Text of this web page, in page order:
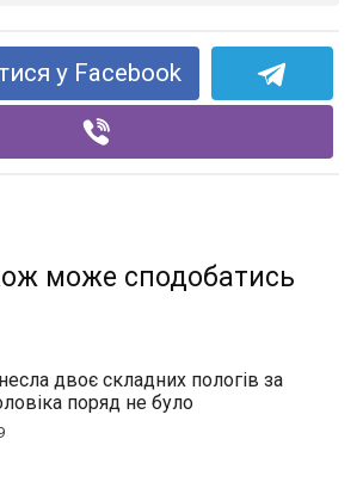
у Facebook
може сподобатись
двоє складних пологів за
поряд не було